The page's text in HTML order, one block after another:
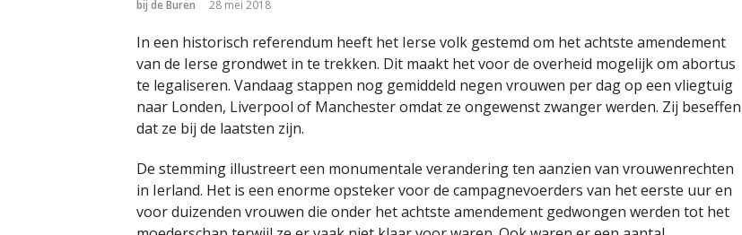
bij de Buren 28 mei 2018
In een historisch referendum heeft het Ierse volk gestemd om het achtste amendement
van de Ierse grondwet in te trekken. Dit maakt het voor de overheid mogelijk om abortus
te legaliseren. Vandaag stappen nog gemiddeld negen vrouwen per dag op een vliegtuig
naar Londen, Liverpool of Manchester omdat ze ongewenst zwanger werden. Zij beseffen
dat ze bij de laatsten zijn.
De stemming illustreert een monumentale verandering ten aanzien van vrouwenrechten
in Ierland. Het is een enorme opsteker voor de campagnevoerders van het eerste uur en
voor duizenden vrouwen die onder het achtste amendement gedwongen werden tot het